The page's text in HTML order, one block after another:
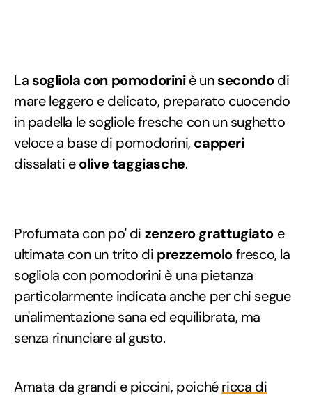
La sogliola con pomodoriniè unsecondodi
mare leggero e delicato, preparato cuocendo
in padella le sogliole fresche con un sughetto
veloce a base di pomodorini, capperi
dissalati eolive taggiasche.
Profumata con po' di zenzero grattugiato e
ultimata con un trito di prezzemolofresco, la
sogliola con pomodorini è una pietanza
particolarmente indicata anche per chi segue
un'alimentazione sana ed equilibrata, ma
senza rinunciare al gusto.
Amata da grandi e piccini, poichéricca di